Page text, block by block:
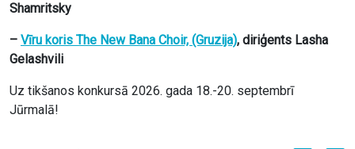
Shamritsky
– Vīru koris The New Bana Choir, (Gruzija), diriģents Lasha
Gelashvili
Uz tikšanos konkursā 2026. gada 18.-20. septembrī
Jūrmalā!